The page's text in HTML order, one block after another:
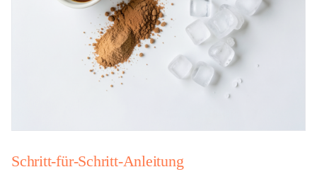
Schritt-für-Schritt-Anleitung